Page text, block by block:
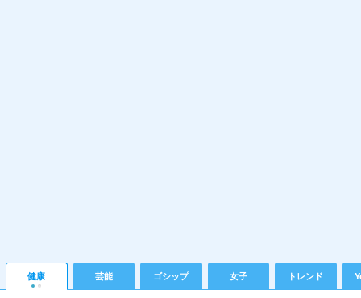
健康 芸能 ゴシップ 女子 トレンド